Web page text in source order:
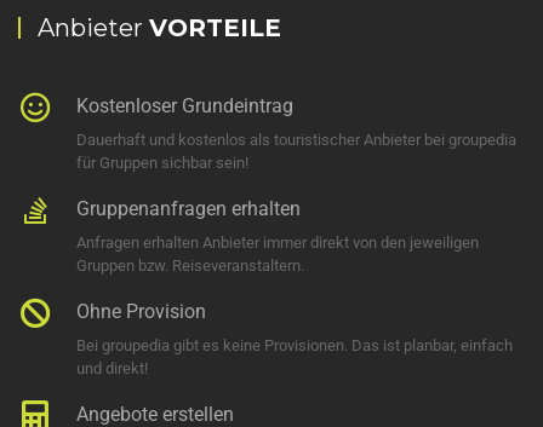
Anbieter VORTEILE
Kostenloser Grundeintrag
Dauerhaft und kostenlos als touristischer Anbieter bei groupedia
für Gruppen sichbar sein!
Gruppenanfragen erhalten
Anfragen erhalten Anbieter immer direkt von den jeweiligen
Gruppen bzw. Reiseveranstaltern.
Ohne Provision
Bei groupedia gibt es keine Provisionen. Das ist planbar, einfach
und direkt!
Angebote erstellen